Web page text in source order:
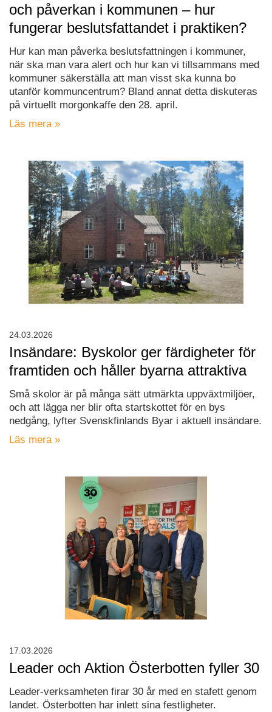
och påverkan i kommunen – hur
fungerar beslutsfattandet i praktiken?
Hur kan man påverka beslutsfattningen i kommuner,
när ska man vara alert och hur kan vi tillsammans med
kommuner säkerställa att man visst ska kunna bo
utanför kommuncentrum? Bland annat detta diskuteras
på virtuellt morgonkaffe den 28. april.
Läs mera »
Insändare: Byskolor ger färdigheter för
framtiden och håller byarna attraktiva
Små skolor är på många sätt utmärkta uppväxtmiljöer,
och att lägga ner blir ofta startskottet för en bys
nedgång, lyfter Svenskfinlands Byar i aktuell insändare.
Läs mera »
24.03.2026
Leader och Aktion Österbotten fyller 30
Leader-verksamheten firar 30 år med en stafett genom
landet. Österbotten har inlett sina festligheter.
17.03.2026